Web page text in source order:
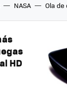
NASA Ola
HD